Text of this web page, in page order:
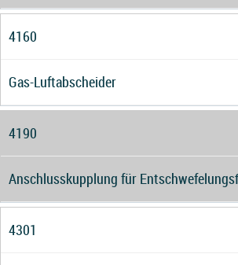
4160
Gas-Luftabscheider
4190
Anschlusskupplung für
4301